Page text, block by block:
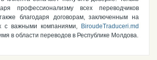
профессионализму всех переводчиков
благодаря договорам, заключенным на
с важными компаниями,
BiroudeTraduceri.md
в области переводов в Республике Молдова.